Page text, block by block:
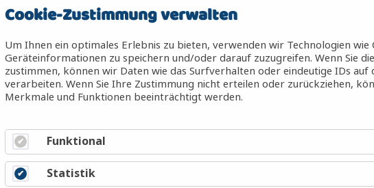
(m/w/d)
ausgang (m/w/d)
Cookie-Zustimmung verwalten
Um Ihnen ein optimales Erlebnis zu bieten, verwenden wir Technologien wie
Geräteinformationen zu speichern und/oder darauf zuzugreifen. Wenn Sie
zustimmen, können wir Daten wie das Surfverhalten oder eindeutige IDs auf
verarbeiten. Wenn Sie Ihre Zustimmung nicht erteilen oder zurückziehen,
Merkmale und Funktionen beeinträchtigt werden.
Funktional
Statistik